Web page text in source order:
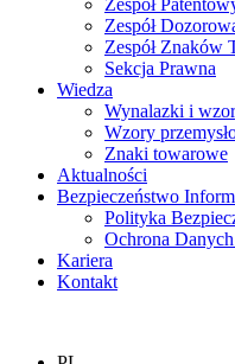
Zespół
Zespół
Zespół Znaków
Sekcja Prawna
Wiedza
Wynalazki i
Wzory
Znaki towarowe
Aktualności
Bezpieczeństwo
Polityka
Ochrona
Kariera
Kontakt